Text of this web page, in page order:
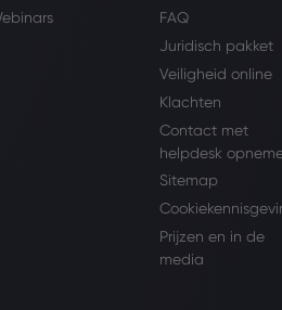
FAQ
Juridisch pakket
Veiligheid online
Klachten
Contact met
helpdesk
Sitemap
Prijzen en in de
media